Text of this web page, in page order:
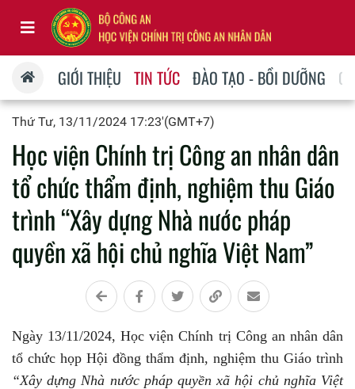
GIỚI THIỆU TIN TỨC ĐÀO TẠO - BỒI DƯỠNG
Thứ Tư, 13/11/2024 17:23'(GMT+7)
Học viện Chính trị Công an nhân dân
tổ chức thẩm định, nghiệm thu Giáo
trình “Xây dựng Nhà nước pháp
quyền xã hội chủ nghĩa Việt Nam”
Ngày 13/11/2024, Học viện Chính trị Công an nhân dân
tổ chức họp Hội đồng thẩm định, nghiệm thu Giáo trình
“Xây dựng Nhà nước pháp quyền xã hội chủ nghĩa Việt